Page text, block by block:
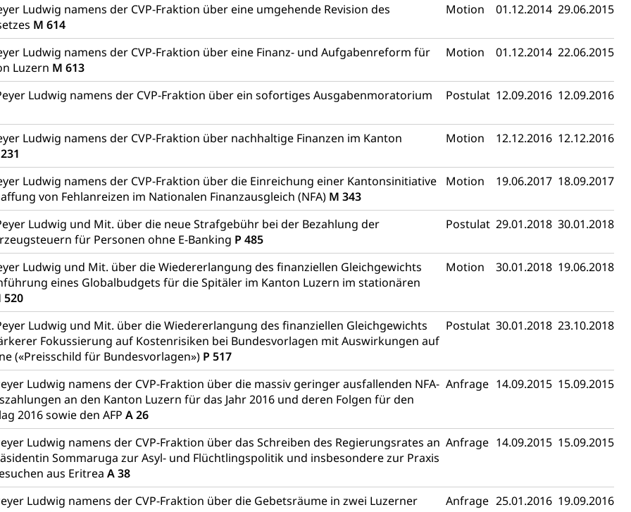
Ludwig namens der CVP-Fraktion über eine umgehende Revision des
M 614
Motion 01.12.2014 29.06.2015
Ludwig namens der CVP-Fraktion über eine Finanz- und Aufgabenreform für
Luzern M 613
Motion 01.12.2014 22.06.2015
Ludwig namens der CVP-Fraktion über ein sofortiges Ausgabenmoratorium
Postulat 12.09.2016 12.09.2016
Ludwig namens der CVP-Fraktion über nachhaltige Finanzen im Kanton
Motion 12.12.2016 12.12.2016
Ludwig namens der CVP-Fraktion über die Einreichung einer Kantonsinitiative
von Fehlanreizen im Nationalen Finanzausgleich (NFA) M 343
Motion 19.06.2017 18.09.2017
Ludwig und Mit. über die neue Strafgebühr bei der Bezahlung der
für Personen ohne E-Banking P 485
Postulat 29.01.2018 30.01.2018
Ludwig und Mit. über die Wiedererlangung des finanziellen Gleichgewichts
eines Globalbudgets für die Spitäler im Kanton Luzern im stationären
520
Motion 30.01.2018 19.06.2018
Ludwig und Mit. über die Wiedererlangung des finanziellen Gleichgewichts
Fokussierung auf Kostenrisiken bei Bundesvorlagen mit Auswirkungen auf
(«Preisschild für Bundesvorlagen») P 517
Postulat 30.01.2018 23.10.2018
Ludwig namens der CVP-Fraktion über die massiv geringer ausfallenden NFA-
an den Kanton Luzern für das Jahr 2016 und deren Folgen für den
2016 sowie den AFP A 26
Anfrage 14.09.2015 15.09.2015
Ludwig namens der CVP-Fraktion über das Schreiben des Regierungsrates an
Sommaruga zur Asyl- und Flüchtlingspolitik und insbesondere zur Praxis
aus Eritrea A 38
Anfrage 14.09.2015 15.09.2015
Ludwig namens der CVP-Fraktion über die Gebetsräume in zwei Luzerner
Anfrage 25.01.2016 19.09.2016
Klima (Geoportal) Klima
Richtplanung Kanton Luzern (ARE) Raum und Wirtschaft rawi